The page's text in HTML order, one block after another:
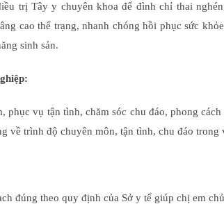
trị Tây y chuyên khoa để đình chỉ thai
cao thể trạng, nhanh chóng hồi phục sức
sinh sản.
vụ tận tình, chăm sóc chu đáo, phong
về trình độ chuyên môn, tận tình, chu đáo trong
đúng theo quy định của Sở y tế giúp chị em